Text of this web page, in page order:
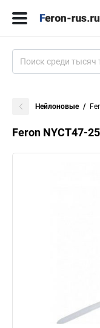
Нейлоновые
Feron NYCT47-